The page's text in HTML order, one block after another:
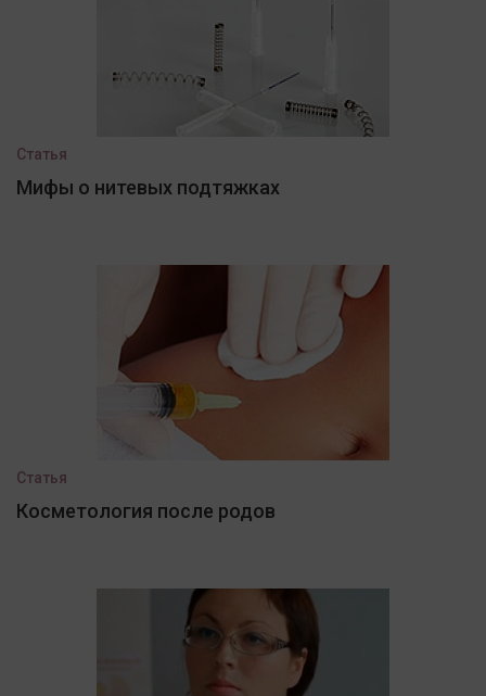
Статья
Мифы о нитевых подтяжках
Статья
Косметология после родов